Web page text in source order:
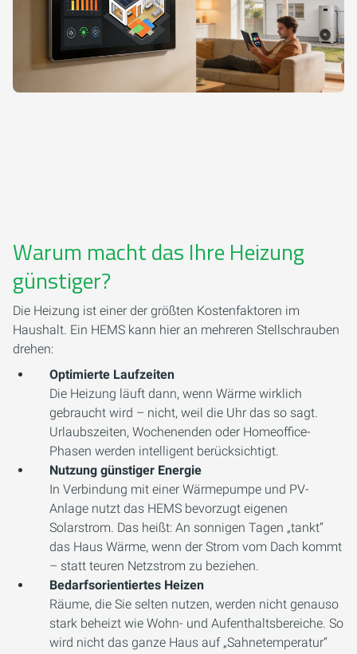
Warum macht das Ihre Heizung
günstiger?
Die Heizung ist einer der größten Kostenfaktoren im
Haushalt. Ein HEMS kann hier an mehreren Stellschrauben
drehen:
Optimierte Laufzeiten
Die Heizung läuft dann, wenn Wärme wirklich
gebraucht wird – nicht, weil die Uhr das so sagt.
Urlaubszeiten, Wochenenden oder Homeoffice-
Phasen werden intelligent berücksichtigt.
Nutzung günstiger Energie
In Verbindung mit einer Wärmepumpe und PV-
Anlage nutzt das HEMS bevorzugt eigenen
Solarstrom. Das heißt: An sonnigen Tagen „tankt“
das Haus Wärme, wenn der Strom vom Dach kommt
– statt teuren Netzstrom zu beziehen.
Bedarfsorientiertes Heizen
Räume, die Sie selten nutzen, werden nicht genauso
stark beheizt wie Wohn- und Aufenthaltsbereiche. So
wird nicht das ganze Haus auf „Sahnetemperatur“